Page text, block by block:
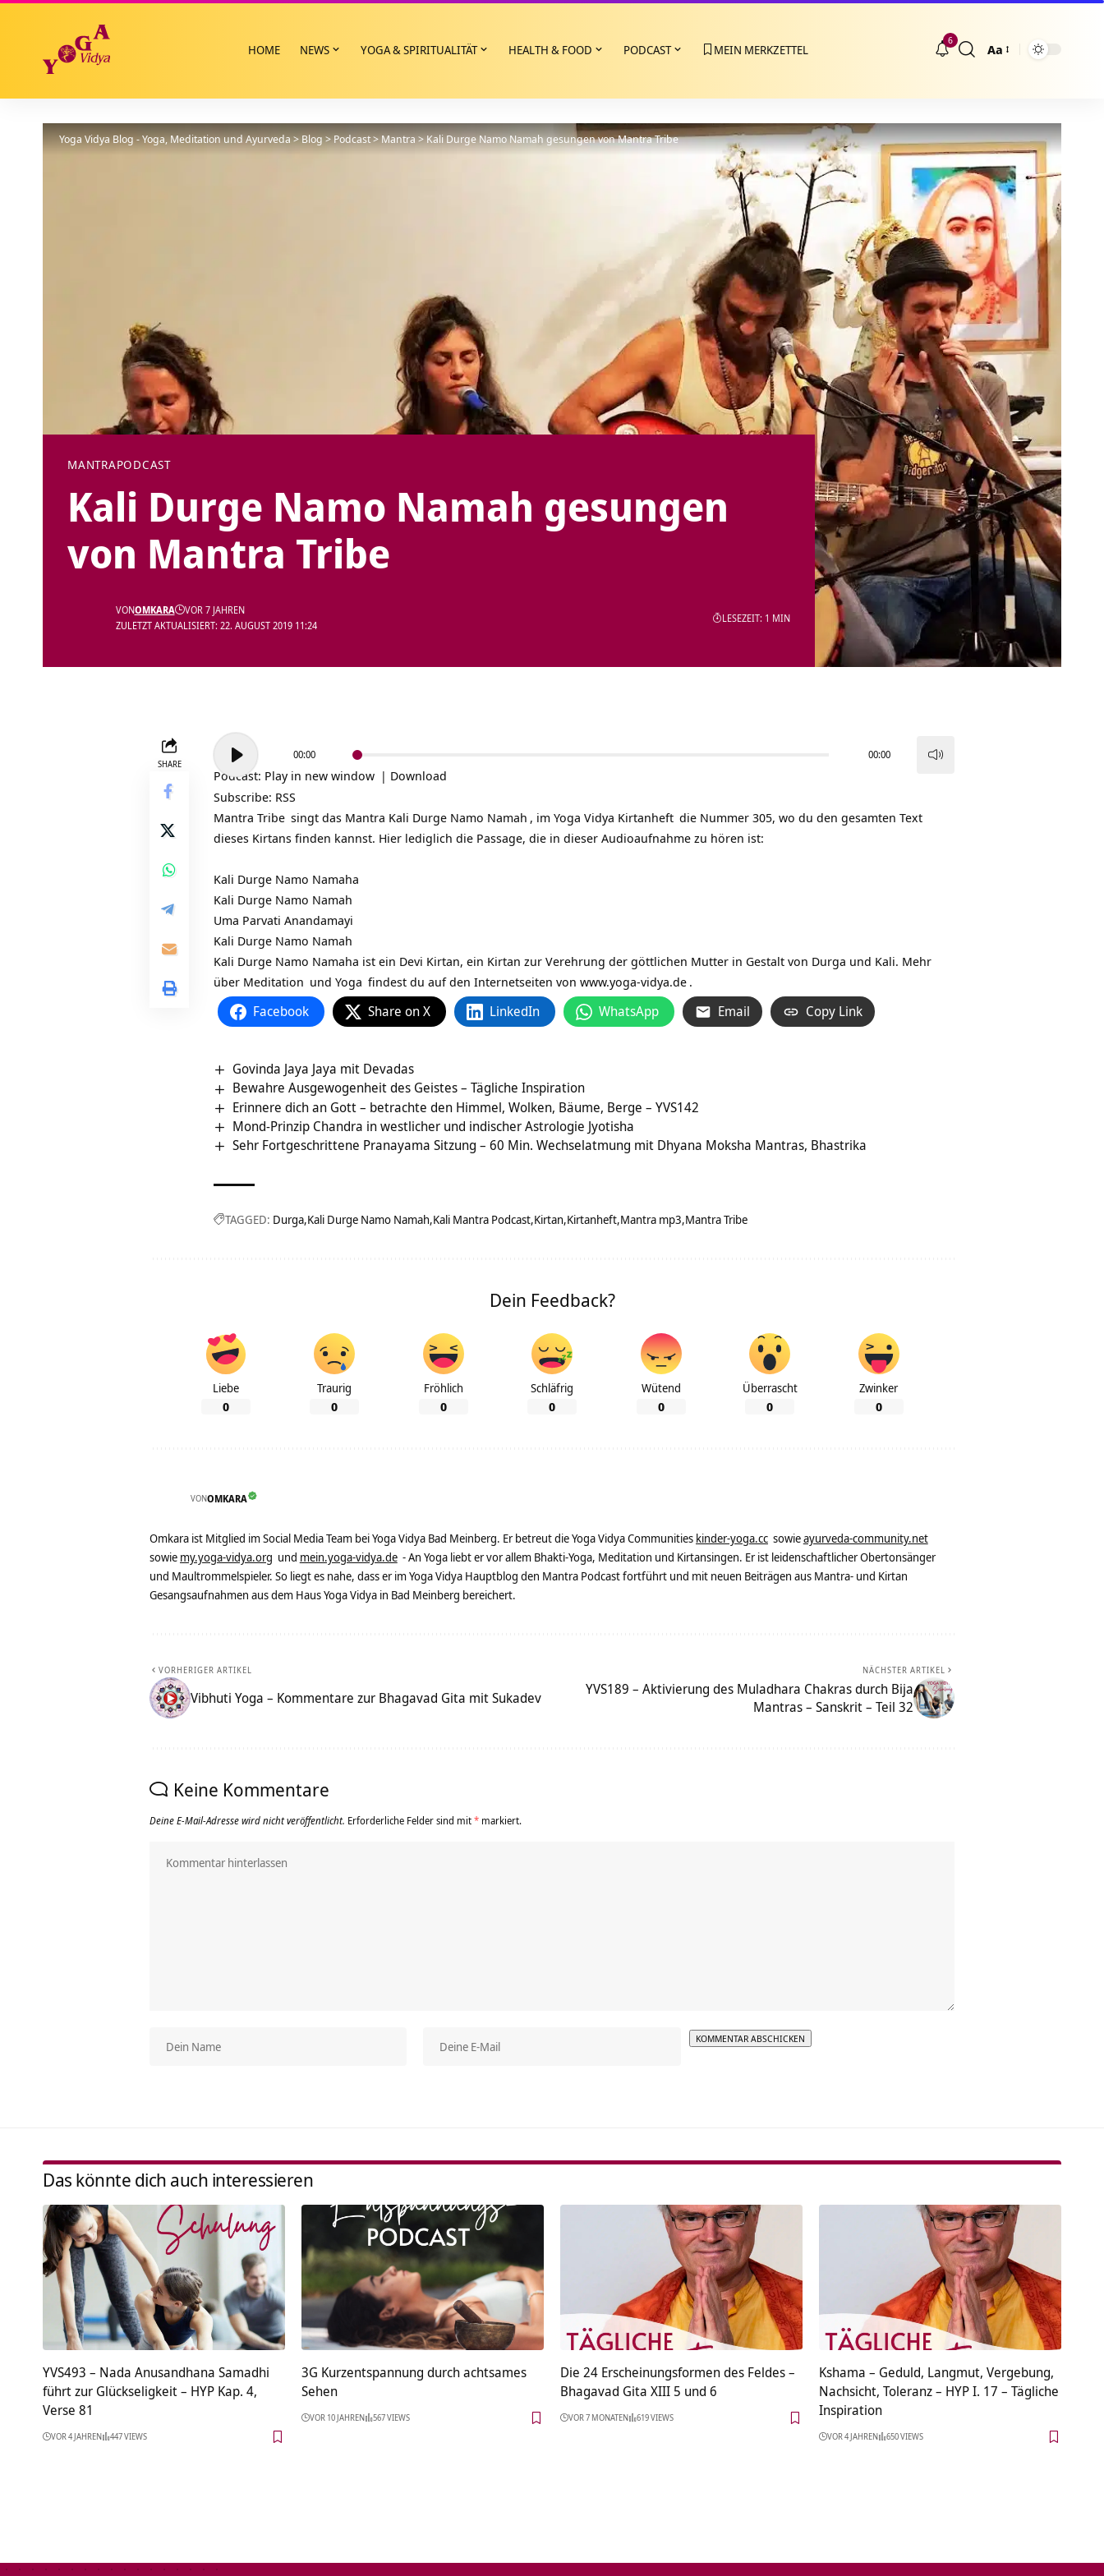
HOME NEWS YOGA & SPIRITUALITÄT HEALTH & FOOD PODCAST MEIN MERKZETTEL
6
Größenänderung
Aa
Yoga Vidya Blog - Yoga, Meditation und Ayurveda>Blog>Podcast>Mantra>Kali Durge Namo Namah gesungen von Mantra Tribe
MANTRAPODCAST
Kali Durge Namo Namah gesungen
von Mantra Tribe
ZULETZT AKTUALISIERT: 22. AUGUST 2019 11:24
VONOMKARA VOR 7 JAHREN
LESEZEIT: 1 MIN
SHARE
Audio-
Player
00:00 00:00
Podcast: Play in new window | Download
Subscribe: RSS
Mantra Tribe singt das Mantra Kali Durge Namo Namah , im Yoga Vidya Kirtanheft die Nummer 305, wo du den gesamten Text
dieses Kirtans finden kannst. Hier lediglich die Passage, die in dieser Audioaufnahme zu hören ist:
Kali Durge Namo Namaha
Kali Durge Namo Namah
Uma Parvati Anandamayi
Kali Durge Namo Namah
Kali Durge Namo Namaha ist ein Devi Kirtan, ein Kirtan zur Verehrung der göttlichen Mutter in Gestalt von Durga und Kali. Mehr
über Meditation und Yoga findest du auf den Internetseiten von www.yoga-vidya.de .
Facebook Share on X LinkedIn WhatsApp Email Copy Link
Govinda Jaya Jaya mit Devadas
Bewahre Ausgewogenheit des Geistes – Tägliche Inspiration
Erinnere dich an Gott – betrachte den Himmel, Wolken, Bäume, Berge – YVS142
Mond-Prinzip Chandra in westlicher und indischer Astrologie Jyotisha
Sehr Fortgeschrittene Pranayama Sitzung – 60 Min. Wechselatmung mit Dhyana Moksha Mantras, Bhastrika
TAGGED: Durga Kali Durge Namo Namah Kali Mantra Podcast Kirtan Kirtanheft Mantra mp3 Mantra Tribe
Dein Feedback?
Liebe
0
Traurig
0
Fröhlich
0
Schläfrig
0
Wütend
0
Überrascht
0
Zwinker
0
VONOMKARA
Omkara ist Mitglied im Social Media Team bei Yoga Vidya Bad Meinberg. Er betreut die Yoga Vidya Communities kinder-yoga.cc sowieayurveda-community.net
sowie my.yoga-vidya.org und mein.yoga-vidya.de - An Yoga liebt er vor allem Bhakti-Yoga, Meditation und Kirtansingen. Er ist leidenschaftlicher Obertonsänger
und Maultrommelspieler. So liegt es nahe, dass er im Yoga Vidya Hauptblog den Mantra Podcast fortführt und mit neuen Beiträgen aus Mantra- und Kirtan
Gesangsaufnahmen aus dem Haus Yoga Vidya in Bad Meinberg bereichert.
VORHERIGER ARTIKEL
Vibhuti Yoga – Kommentare zur Bhagavad Gita mit Sukadev
NÄCHSTER ARTIKEL
YVS189 – Aktivierung des Muladhara Chakras durch Bija
Mantras – Sanskrit – Teil 32
Keine Kommentare
Deine E-Mail-Adresse wird nicht veröffentlicht. Erforderliche Felder sind mit* markiert.
Das könnte dich auch interessieren
YVS493 – Nada Anusandhana Samadhi
führt zur Glückseligkeit – HYP Kap. 4,
Verse 81
VOR 4 JAHREN 447 VIEWS
3G Kurzentspannung durch achtsames
Sehen
VOR 10 JAHREN 567 VIEWS
Die 24 Erscheinungsformen des Feldes –
Bhagavad Gita XIII 5 und 6
VOR 7 MONATEN 619 VIEWS
Kshama – Geduld, Langmut, Vergebung,
Nachsicht, Toleranz – HYP I. 17 – Tägliche
Inspiration
VOR 4 JAHREN 650 VIEWS